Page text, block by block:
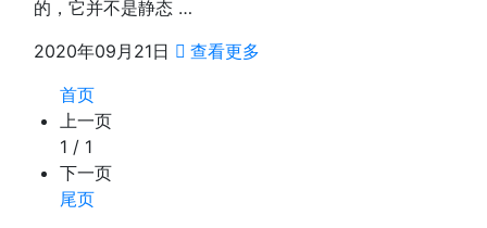
的，它并不是静态 …
2020年09月21日
查看更多
首页
上一页
1 / 1
下一页
尾页